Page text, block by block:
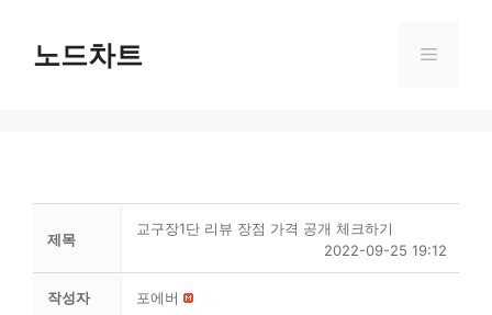
content노드차트 Menu
제목
교구장1단 리뷰 장점 가격 공개 체크하기
2022-09-25 19:12
작성자 포에버